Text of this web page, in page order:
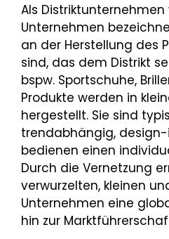
Als Distriktunternehmen
Unternehmen
an der Herstellung des
sind, das dem Distrikt
bspw. Sportschuhe,
Produkte werden in
hergestellt. Sie sind
trendabhängig,
bedienen einen
Durch die Vernetzung
verwurzelten, kleinen
Unternehmen eine
hin zur